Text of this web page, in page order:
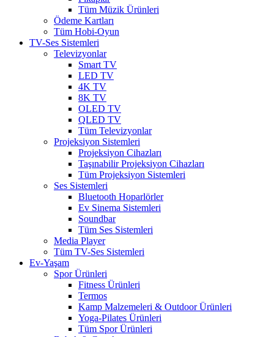
Tüm Müzik Ürünleri
Ödeme Kartları
Tüm Hobi-Oyun
TV-Ses Sistemleri
Televizyonlar
Smart TV
LED TV
4K TV
8K TV
OLED TV
QLED TV
Tüm Televizyonlar
Projeksiyon Sistemleri
Projeksiyon Cihazları
Taşınabilir Projeksiyon Cihazları
Tüm Projeksiyon Sistemleri
Ses Sistemleri
Bluetooth Hoparlörler
Ev Sinema Sistemleri
Soundbar
Tüm Ses Sistemleri
Media Player
Tüm TV-Ses Sistemleri
Ev-Yaşam
Spor Ürünleri
Fitness Ürünleri
Termos
Kamp Malzemeleri & Outdoor Ürünleri
Yoga-Pilates Ürünleri
Tüm Spor Ürünleri